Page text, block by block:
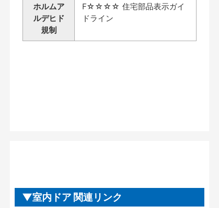
ホルムア
ルデヒド
規制
F☆☆☆☆ 住宅部品表示ガイ
ドライン
室内ドア 関連リンク